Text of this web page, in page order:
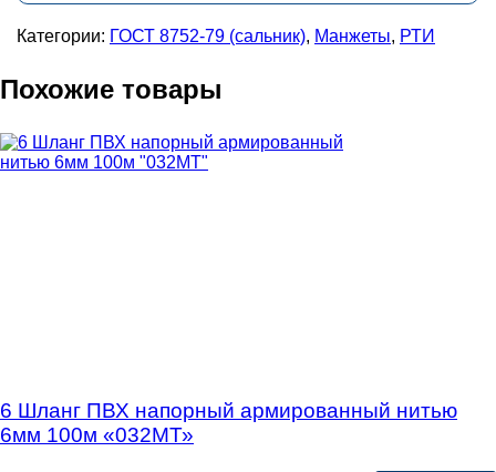
Категории: ГОСТ 8752-79 (сальник), Манжеты, РТИ
Похожие товары
6 Шланг ПВХ напорный армированный нитью
6мм 100м «032МТ»